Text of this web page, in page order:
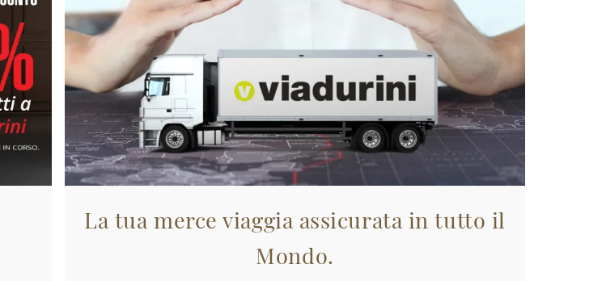
La tua merce viaggia assicurata in tutto il
Mondo.